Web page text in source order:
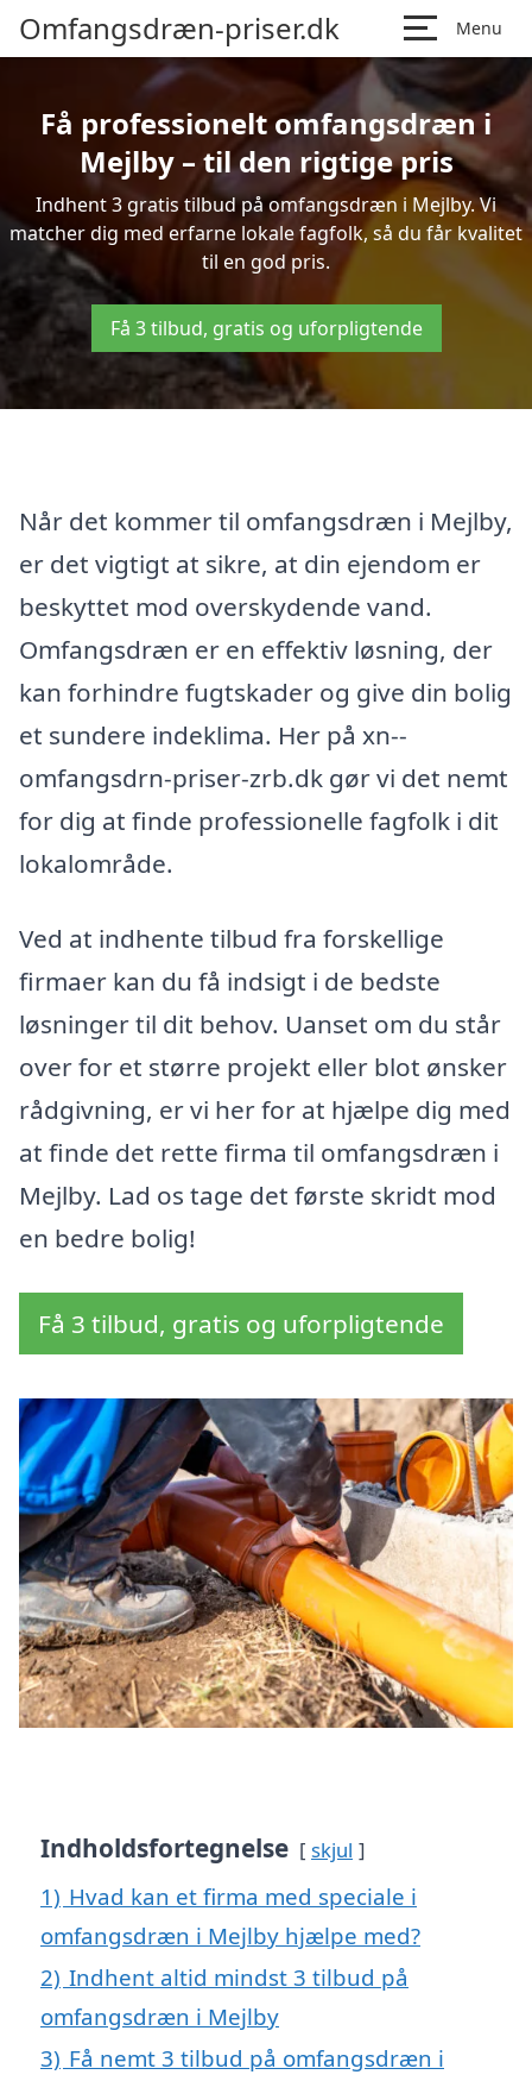
Omfangsdræn-priser.dk Menu
Få professionelt omfangsdræn i
Mejlby – til den rigtige pris
Indhent 3 gratis tilbud på omfangsdræn i Mejlby. Vi
matcher dig med erfarne lokale fagfolk, så du får kvalitet
til en god pris.
Få 3 tilbud, gratis og uforpligtende
Når det kommer til omfangsdræn i Mejlby,
er det vigtigt at sikre, at din ejendom er
beskyttet mod overskydende vand.
Omfangsdræn er en effektiv løsning, der
kan forhindre fugtskader og give din bolig
et sundere indeklima. Her på xn--
omfangsdrn-priser-zrb.dk gør vi det nemt
for dig at finde professionelle fagfolk i dit
lokalområde.
Ved at indhente tilbud fra forskellige
firmaer kan du få indsigt i de bedste
løsninger til dit behov. Uanset om du står
over for et større projekt eller blot ønsker
rådgivning, er vi her for at hjælpe dig med
at finde det rette firma til omfangsdræn i
Mejlby. Lad os tage det første skridt mod
en bedre bolig!
Få 3 tilbud, gratis og uforpligtende
Indholdsfortegnelse skjul
1) Hvad kan et firma med speciale i
omfangsdræn i Mejlby hjælpe med?
2) Indhent altid mindst 3 tilbud på
omfangsdræn i Mejlby
3) Få nemt 3 tilbud på omfangsdræn i